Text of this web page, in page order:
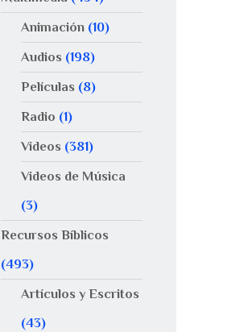
Animación(10)
Audios (198)
Películas (8)
Radio (1)
Videos (381)
Videos de Música
(3)
Recursos Bíblicos
(493)
Artículos y Escritos
(43)